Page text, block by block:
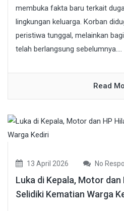
membuka fakta baru terkait
lingkungan keluarga. Korban
peristiwa tunggal, melainkan
telah berlangsung sebelumnya....
Read
13 April 2026 No
Luka di Kepala, Motor dan
Selidiki Kematian Warga